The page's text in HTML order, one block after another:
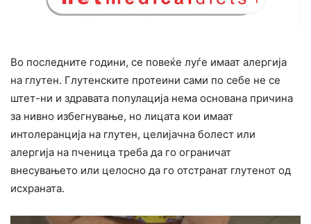
Во последните години, се повеќе луѓе имаат алергија
на глутен. Глутенските протеини сами по себе не се
штет-ни и здравата популација нема основана причина
за нивно избегнување, но лицата кои имаат
интолеранција на глутен, целијачна болест или
алергија на пченица треба да го ограничат
внесувањето или целосно да го отстранат глутенот од
исхраната.